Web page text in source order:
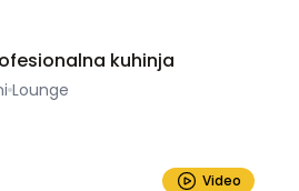
kuhinja
Lounge
Video